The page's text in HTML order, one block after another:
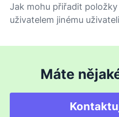
Jak mohu přiřadit
uživatelem jinému
Máte